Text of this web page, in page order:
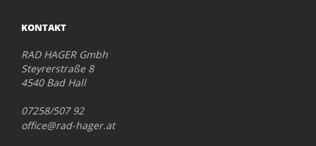
KONTAKT
RAD HAGER Gmbh
Steyrerstraße 8
4540 Bad Hall
07258/507 92
office@rad-hager.at